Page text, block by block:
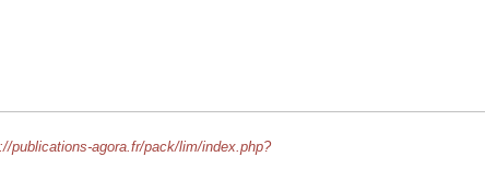
publications-agora.fr/pack/lim/index.php?